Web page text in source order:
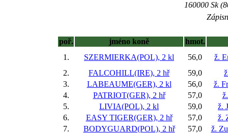
160000 Sk
poř. jméno koně
hmot.
1.
SZERMIERKA(POL), 2 kl 56,0
ž.
2.
FALCOHILL(IRE), 2 hř 59,0
3.
LABEAUME(GER), 2 kl 56,0
ž.
4.
PATRIOT(GER), 2 hř 57,0
5.
LIVIA(POL), 2 kl 59,0
ž.
6.
EASY TIGER(GER), 2 hř 57,0
ž.
7.
BODYGUARD(POL), 2 hř 57,0
ž.